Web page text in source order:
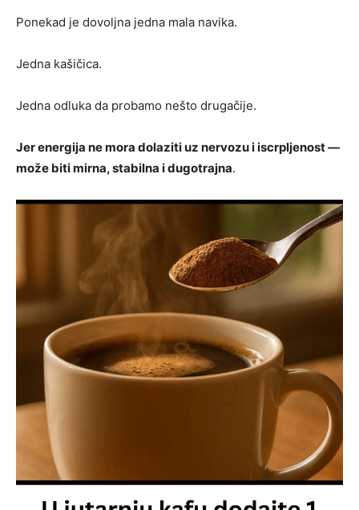
Ponekad je dovoljna jedna mala navika.
Jedna kašičica.
Jedna odluka da probamo nešto drugačije.
Jer energija ne mora dolaziti uz nervozu i iscrpljenost —
može biti mirna, stabilna i dugotrajna.